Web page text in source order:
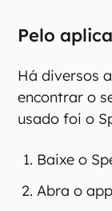
Pelo
Há diversos
encontrar o
usado foi o
Baixe o
Abra o